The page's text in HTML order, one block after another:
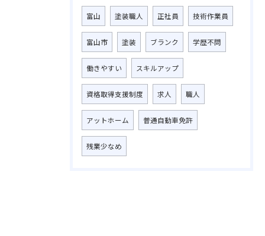
富山 塗装職人 正社員 技術作業員
富山市 塗装 ブランク 学歴不問
働きやすい スキルアップ
資格取得支援制度 求人 職人
アットホーム 普通自動車免許
残業少なめ